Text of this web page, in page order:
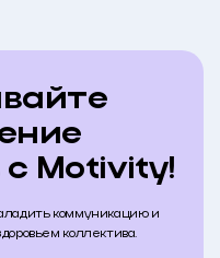
Motivity!
коммуникацию и
коллектива.